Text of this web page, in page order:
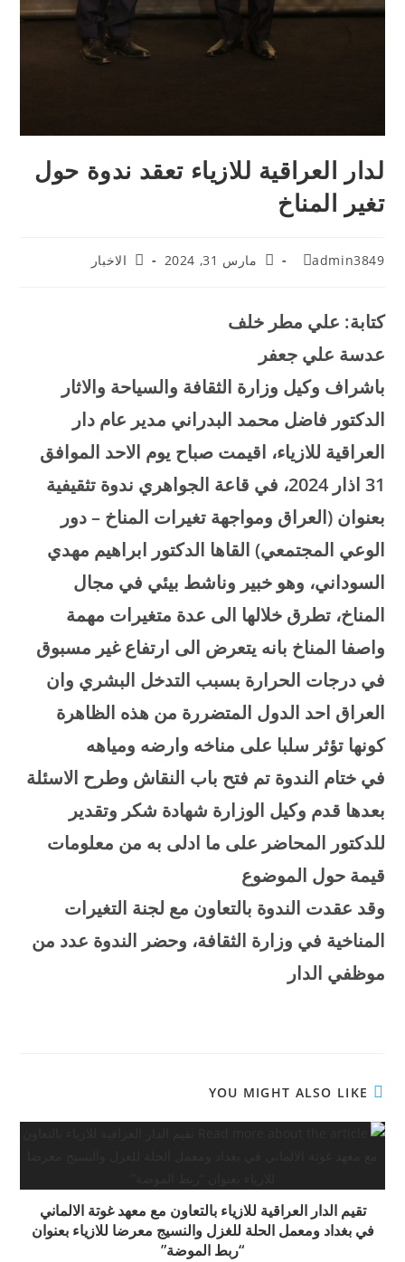
لدار العراقية للازياء تعقد ندوة حول
تغير المناخ
admin3849 مارس 31, 2024 الاخبار
كتابة: علي مطر خلف
عدسة علي جعفر
باشراف وكيل وزارة الثقافة والسياحة والاثار
الدكتور فاضل محمد البدراني مدير عام دار
العراقية للازياء، اقيمت صباح يوم الاحد الموافق
31 اذار 2024، في قاعة الجواهري ندوة تثقيفية
بعنوان (العراق ومواجهة تغيرات المناخ – دور
الوعي المجتمعي) القاها الدكتور ابراهيم مهدي
السوداني، وهو خبير وناشط بيئي في مجال
المناخ، تطرق خلالها الى عدة متغيرات مهمة
واصفا المناخ بانه يتعرض الى ارتفاع غير مسبوق
في درجات الحرارة بسبب التدخل البشري وان
العراق احد الدول المتضررة من هذه الظاهرة
كونها تؤثر سلبا على مناخه وارضه ومياهه
في ختام الندوة تم فتح باب النقاش وطرح الاسئلة
بعدها قدم وكيل الوزارة شهادة شكر وتقدير
للدكتور المحاضر على ما ادلى به من معلومات
قيمة حول الموضوع
وقد عقدت الندوة بالتعاون مع لجنة التغيرات
المناخية في وزارة الثقافة، وحضر الندوة عدد من
موظفي الدار
YOU MIGHT ALSO LIKE
تقيم الدار العراقية للازياء بالتعاون مع معهد غوتة الالماني
في بغداد ومعمل الحلة للغزل والنسيج معرضا للازياء بعنوان
“ربط الموضة”